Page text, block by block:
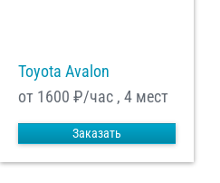
Toyota Avalon
от 1600 ₽/час , 4 мест
Заказать